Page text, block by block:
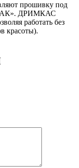
прошивку под
ДРИМКАС
работать без
красоты).